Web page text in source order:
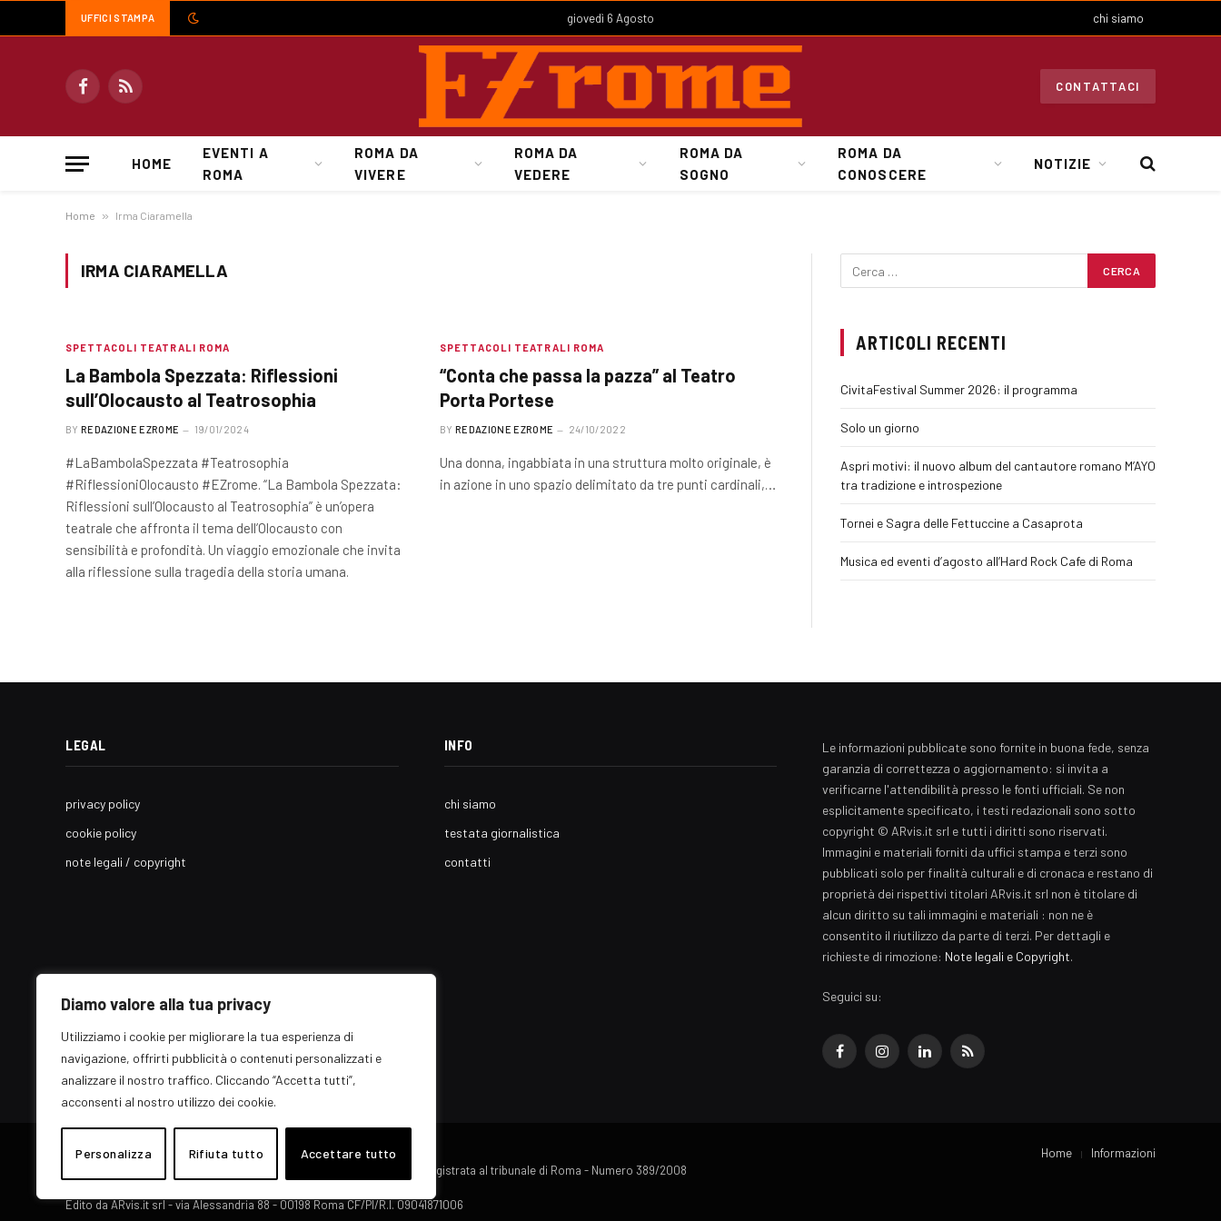
Diamo valore alla tua privacy
Utilizziamo i cookie per migliorare la tua esperienza di
navigazione, offrirti pubblicità o contenuti personalizzati e
analizzare il nostro traffico. Cliccando “Accetta tutti”,
acconsenti al nostro utilizzo dei cookie.
Personalizza Rifiuta tutto Accettare tutto
UFFICI STAMPA giovedì 6 Agosto chi siamo
FacebookRSS
CONTATTACI
HOME
EVENTI A
ROMA
ROMA DA
VIVERE
ROMA DA
VEDERE
ROMA DA
SOGNO
ROMA DA
CONOSCERE
NOTIZIE
Home » Irma Ciaramella
IRMA CIARAMELLA
SPETTACOLI TEATRALI ROMA
La Bambola Spezzata: Riflessioni
sull’Olocausto al Teatrosophia
BY REDAZIONE EZROME 19/01/2024
#LaBambolaSpezzata #Teatrosophia
#RiflessioniOlocausto #EZrome. “La Bambola Spezzata:
Riflessioni sull’Olocausto al Teatrosophia” è un’opera
teatrale che affronta il tema dell’Olocausto con
sensibilità e profondità. Un viaggio emozionale che invita
alla riflessione sulla tragedia della storia umana.
SPETTACOLI TEATRALI ROMA
“Conta che passa la pazza” al Teatro
Porta Portese
BY REDAZIONE EZROME 24/10/2022
Una donna, ingabbiata in una struttura molto originale, è
in azione in uno spazio delimitato da tre punti cardinali,…
ARTICOLI RECENTI
CivitaFestival Summer 2026: il programma
Solo un giorno
Aspri motivi: il nuovo album del cantautore romano M’AYO
tra tradizione e introspezione
Tornei e Sagra delle Fettuccine a Casaprota
Musica ed eventi d’agosto all’Hard Rock Cafe di Roma
LEGAL
privacy policy
cookie policy
note legali / copyright
INFO
chi siamo
testata giornalistica
contatti
Le informazioni pubblicate sono fornite in buona fede, senza
garanzia di correttezza o aggiornamento: si invita a
verificarne l'attendibilità presso le fonti ufficiali. Se non
esplicitamente specificato, i testi redazionali sono sotto
copyright © ARvis.it srl e tutti i diritti sono riservati.
Immagini e materiali forniti da uffici stampa e terzi sono
pubblicati solo per finalità culturali e di cronaca e restano di
proprietà dei rispettivi titolari ARvis.it srl non è titolare di
alcun diritto su tali immagini e materiali : non ne è
consentito il riutilizzo da parte di terzi. Per dettagli e
richieste di rimozione: Note legali e Copyright.
Seguici su:
FacebookInstagramLinkedInRSS
© 2026 EZ Rome Designed byARvis.it.
Il portale EZ Rome e' una testata giornalistica di carattere generalista registrata al tribunale di Roma - Numero 389/2008
Edito da ARvis.it srl - via Alessandria 88 - 00198 Roma CF/PI/R.I. 09041871006
Home Informazioni